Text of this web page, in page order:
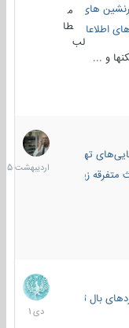
های دریایی
اطلاعاتی و جاسوسی
طا
لب
و ...
تهاجمی
زیرسطحی
31
1405
بال ثابت
12
دی
1401